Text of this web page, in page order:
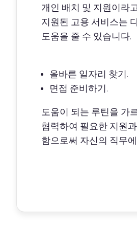
개인 배치 및 지원이라
지원된 고용 서비스는
도움을 줄 수 있습니다.
올바른 일자리 찾기.
면접 준비하기.
도움이 되는 루틴을 가
협력하여 필요한 지원
함으로써 자신의 직무